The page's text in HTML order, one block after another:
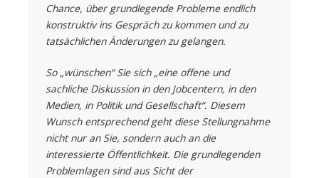
Chance, über grundlegende Probleme endlich
konstruktiv ins Gespräch zu kommen und zu
tatsächlichen Änderungen zu gelangen.
So „wünschen“ Sie sich „eine offene und
sachliche Diskussion in den Jobcentern, in den
Medien, in Politik und Gesellschaft“. Diesem
Wunsch entsprechend geht diese Stellungnahme
nicht nur an Sie, sondern auch an die
interessierte Öffentlichkeit. Die grundlegenden
Problemlagen sind aus Sicht der